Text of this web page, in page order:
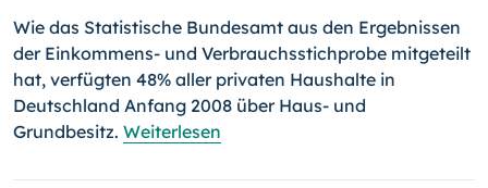
Wie das Statistische Bundesamt aus den Ergebnissen
der Einkommens- und Verbrauchsstichprobe mitgeteilt
hat, verfügten 48% aller privaten Haushalte in
Deutschland Anfang 2008 über Haus- und
Grundbesitz. Weiterlesen